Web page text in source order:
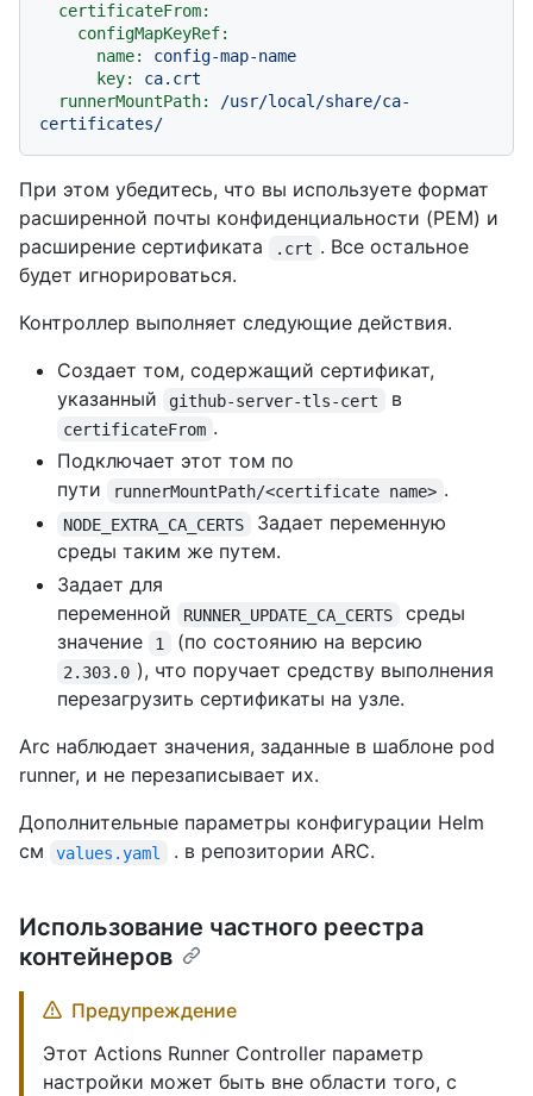
certificateFrom:
configMapKeyRef:
name:
config-map-name
key:
ca.crt
runnerMountPath:
/usr/local/share/ca-
certificates/
При этом убедитесь, что вы используете формат
расширенной почты конфиденциальности (PEM) и
расширение сертификата
.crt . Все остальное
будет игнорироваться.
Контроллер выполняет следующие действия.
Создает том, содержащий сертификат,
указанный
github-server-tls-cert в
certificateFrom .
Подключает этот том по
пути
runnerMountPath/<certificate name> .
NODE_EXTRA_CA_CERTS
Задает переменную
среды таким же путем.
Задает для
переменной
RUNNER_UPDATE_CA_CERTS
среды
значение
1 (по состоянию на версию
2.303.0 ), что поручает средству выполнения
перезагрузить сертификаты на узле.
Arc наблюдает значения, заданные в шаблоне pod
runner, и не перезаписывает их.
Дополнительные параметры конфигурации Helm
см
values.yaml . в репозитории ARC.
Использование частного реестра
контейнеров
Предупреждение
Этот Actions Runner Controller параметр
настройки может быть вне области того, с